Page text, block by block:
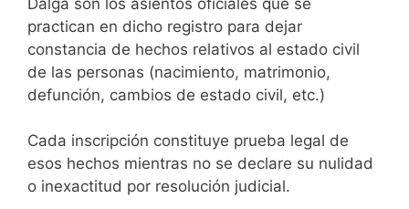
practican en dicho registro para dejar
constancia de hechos relativos al estado civil
de las personas (nacimiento, matrimonio,
defunción, cambios de estado civil, etc.)
Cada inscripción constituye prueba legal de
esos hechos mientras no se declare su nulidad
o inexactitud por resolución judicial.